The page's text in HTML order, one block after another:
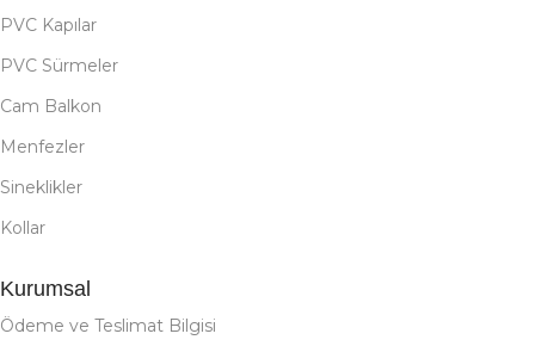
PVC Kapılar
PVC Sürmeler
Cam Balkon
Menfezler
Sineklikler
Kollar
Kurumsal
Ödeme ve Teslimat Bilgisi